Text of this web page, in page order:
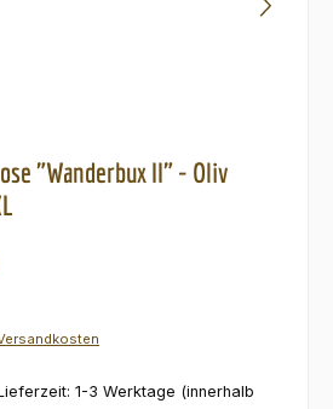
"Wanderbux II" - Oliv
1-3 Werktage (innerhalb